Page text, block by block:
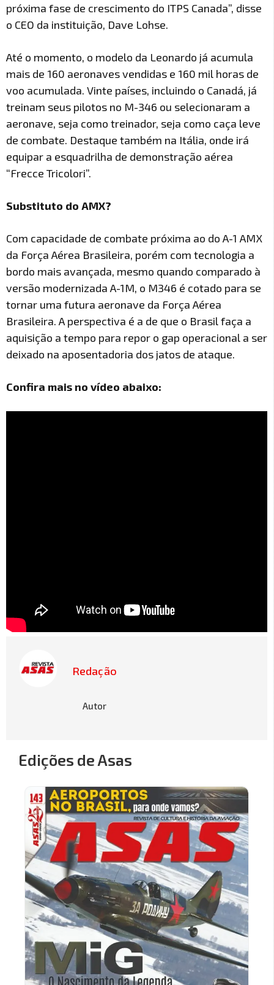
próxima fase de crescimento do ITPS Canada”, disse
o CEO da instituição, Dave Lohse.
Até o momento, o modelo da Leonardo já acumula
mais de 160 aeronaves vendidas e 160 mil horas de
voo acumulada. Vinte países, incluindo o Canadá, já
treinam seus pilotos no M-346 ou selecionaram a
aeronave, seja como treinador, seja como caça leve
de combate. Destaque também na Itália, onde irá
equipar a esquadrilha de demonstração aérea
“Frecce Tricolori”.
Substituto do AMX?
Com capacidade de combate próxima ao do A-1 AMX
da Força Aérea Brasileira, porém com tecnologia a
bordo mais avançada, mesmo quando comparado à
versão modernizada A-1M, o M346 é cotado para se
tornar uma futura aeronave da Força Aérea
Brasileira. A perspectiva é a de que o Brasil faça a
aquisição a tempo para repor o gap operacional a ser
deixado na aposentadoria dos jatos de ataque.
Confira mais no vídeo abaixo:
Redação
Autor
Edições de Asas